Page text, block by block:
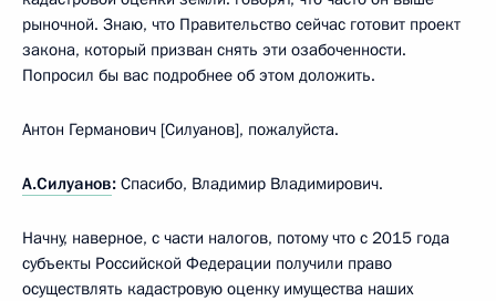
рыночной. Знаю, что Правительство сейчас готовит проект
закона, который призван снять эти озабоченности.
Попросил бы вас подробнее об этом доложить.
Антон Германович [Силуанов], пожалуйста.
А.Силуанов: Спасибо, Владимир Владимирович.
Начну, наверное, с части налогов, потому что с 2015 года
субъекты Российской Федерации получили право
осуществлять кадастровую оценку имущества наших